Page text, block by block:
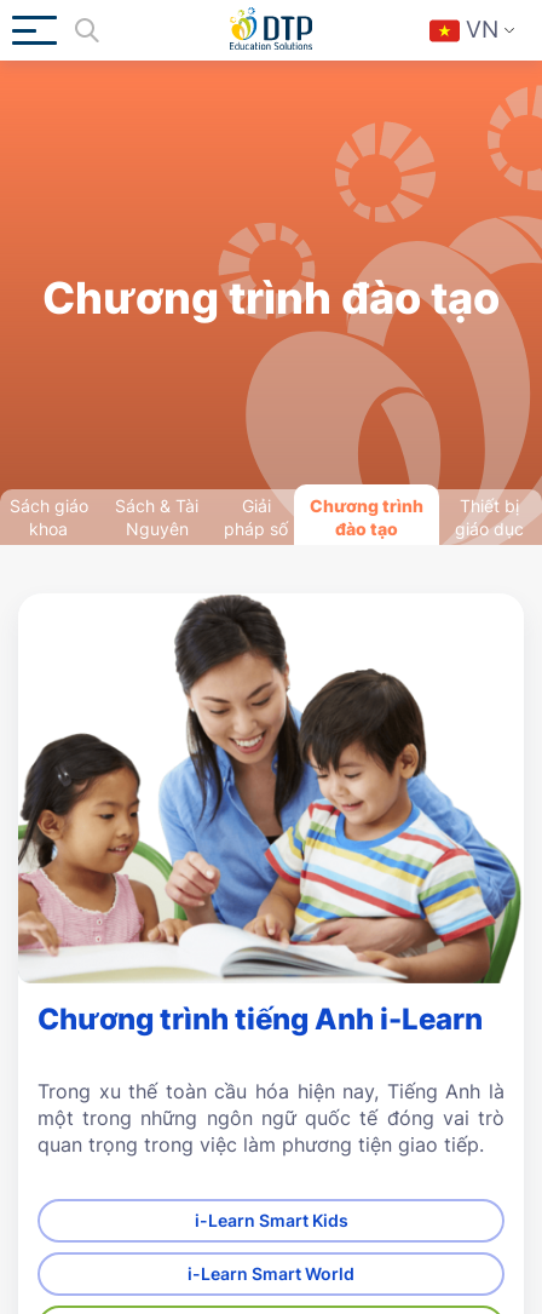
VN
Chương trình đào tạo
Sách giáo
khoa
Sách & Tài
Nguyên
Giải
pháp số
Chương trình
đào tạo
Thiết bị
giáo dục
Chương trình tiếng Anh i-Learn
Trong xu thế toàn cầu hóa hiện nay, Tiếng Anh là
một trong những ngôn ngữ quốc tế đóng vai trò
quan trọng trong việc làm phương tiện giao tiếp.
i-Learn Smart Kids
i-Learn Smart World